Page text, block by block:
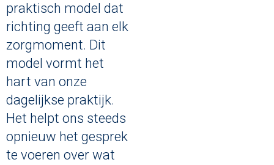
praktisch model dat
richting geeft aan elk
zorgmoment. Dit
model vormt het
hart van onze
dagelijkse praktijk.
Het helpt ons steeds
opnieuw het gesprek
te voeren over wat